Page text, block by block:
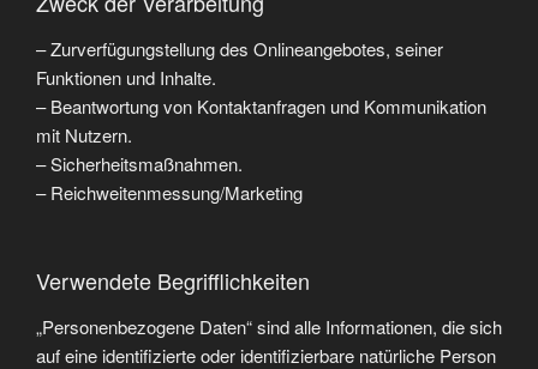
– Zurverfügungstellung des Onlineangebotes, seiner
Funktionen und Inhalte.
– Beantwortung von Kontaktanfragen und Kommunikation
mit Nutzern.
– Sicherheitsmaßnahmen.
– Reichweitenmessung/Marketing
Verwendete Begrifflichkeiten
„Personenbezogene Daten“ sind alle Informationen, die sich
auf eine identifizierte oder identifizierbare natürliche Person